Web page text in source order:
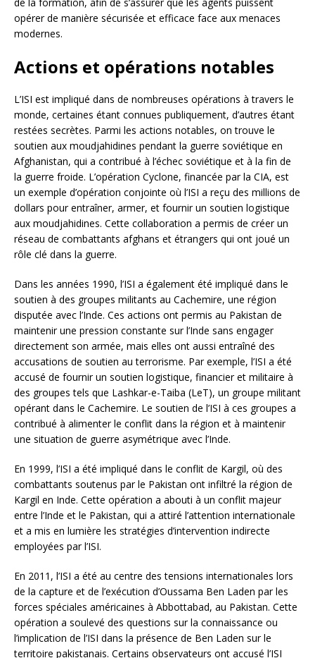
opérer de manière sécurisée et efficace face aux menaces
modernes.
Actions et opérations notables
L’ISI est impliqué dans de nombreuses opérations à travers le
monde, certaines étant connues publiquement, d’autres étant
restées secrètes. Parmi les actions notables, on trouve le
soutien aux moudjahidines pendant la guerre soviétique en
Afghanistan, qui a contribué à l’échec soviétique et à la fin de
la guerre froide. L’opération Cyclone, financée par la CIA, est
un exemple d’opération conjointe où l’ISI a reçu des millions de
dollars pour entraîner, armer, et fournir un soutien logistique
aux moudjahidines. Cette collaboration a permis de créer un
réseau de combattants afghans et étrangers qui ont joué un
rôle clé dans la guerre.
Dans les années 1990, l’ISI a également été impliqué dans le
soutien à des groupes militants au Cachemire, une région
disputée avec l’Inde. Ces actions ont permis au Pakistan de
maintenir une pression constante sur l’Inde sans engager
directement son armée, mais elles ont aussi entraîné des
accusations de soutien au terrorisme. Par exemple, l’ISI a été
accusé de fournir un soutien logistique, financier et militaire à
des groupes tels que Lashkar-e-Taiba (LeT), un groupe militant
opérant dans le Cachemire. Le soutien de l’ISI à ces groupes a
contribué à alimenter le conflit dans la région et à maintenir
une situation de guerre asymétrique avec l’Inde.
En 1999, l’ISI a été impliqué dans le conflit de Kargil, où des
combattants soutenus par le Pakistan ont infiltré la région de
Kargil en Inde. Cette opération a abouti à un conflit majeur
entre l’Inde et le Pakistan, qui a attiré l’attention internationale
et a mis en lumière les stratégies d’intervention indirecte
employées par l’ISI.
En 2011, l’ISI a été au centre des tensions internationales lors
de la capture et de l’exécution d’Oussama Ben Laden par les
forces spéciales américaines à Abbottabad, au Pakistan. Cette
opération a soulevé des questions sur la connaissance ou
l’implication de l’ISI dans la présence de Ben Laden sur le
territoire pakistanais. Certains observateurs ont accusé l’ISI